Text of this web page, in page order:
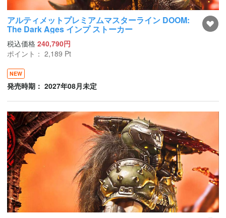
アルティメットプレミアムマスターライン DOOM:
The Dark Ages インプ ストーカー
税込価格 240,790円
ポイント： 2,189 Pt
NEW
発売時期： 2027年08月未定